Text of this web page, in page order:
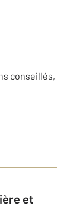
conseillés,